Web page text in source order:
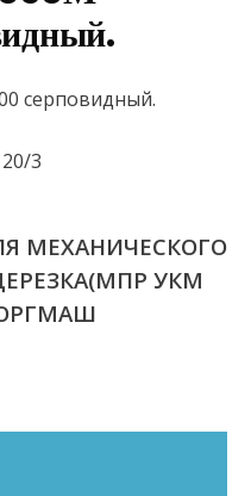
серповидный.
3
МЕХАНИЧЕСКОГО
УКМ